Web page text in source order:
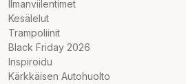
Ilmanviilentimet
Kesälelut
Trampoliinit
Black Friday 2026
Inspiroidu
Kärkkäisen Autohuolto